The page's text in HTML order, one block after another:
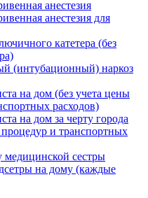
анестезия
анестезия для
катетера (без
(интубационный) наркоз
на дом (без учета цены
расходов)
на дом за черту города
и транспортных
сестры
на дому (каждые